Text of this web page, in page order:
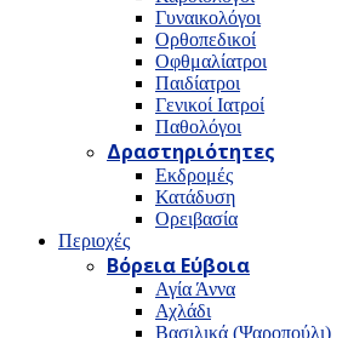
Γυναικολόγοι
Ορθοπεδικοί
Οφθμαλίατροι
Παιδίατροι
Γενικοί Ιατροί
Παθολόγοι
Δραστηριότητες
Εκδρομές
Κατάδυση
Ορειβασία
Περιοχές
Βόρεια Εύβοια
Αγία Άννα
Αχλάδι
Βασιλικά (Ψαροπούλι)